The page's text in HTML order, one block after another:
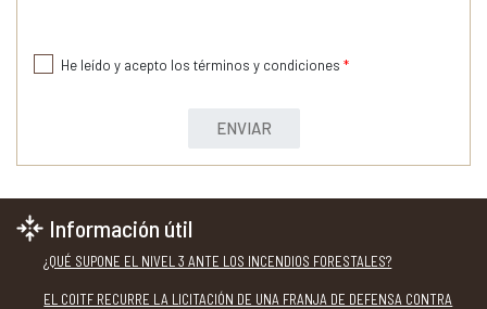
He leído y acepto los términos y condiciones *
ENVIAR
Información útil
¿QUÉ SUPONE EL NIVEL 3 ANTE LOS INCENDIOS FORESTALES?
EL COITF RECURRE LA LICITACIÓN DE UNA FRANJA DE DEFENSA CONTRA